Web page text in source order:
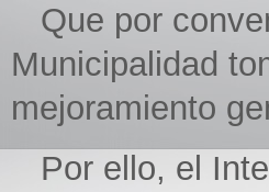
Que por
Municipalidad
mejoramiento
Por ello, el